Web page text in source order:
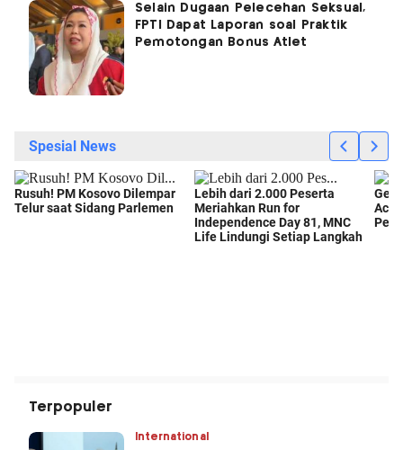
Selain Dugaan Pelecehan Seksual,
FPTI Dapat Laporan soal Praktik
Pemotongan Bonus Atlet
Terpopuler
International